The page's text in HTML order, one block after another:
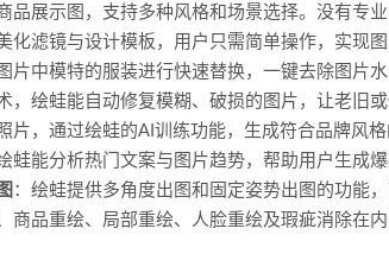
品展示图，支持多种风格和场景选择。没有专
化滤镜与设计模板，用户只需简单操作，实现
片中模特的服装进行快速替换，一键去除图片
，绘蛙能自动修复模糊、破损的图片，让老旧
片，通过绘蛙的AI训练功能，生成符合品牌风
蛙能分析热门文案与图片趋势，帮助用户生成
：绘蛙提供多角度出图和固定姿势出图的功能
商品重绘、局部重绘、人脸重绘及瑕疵消除在